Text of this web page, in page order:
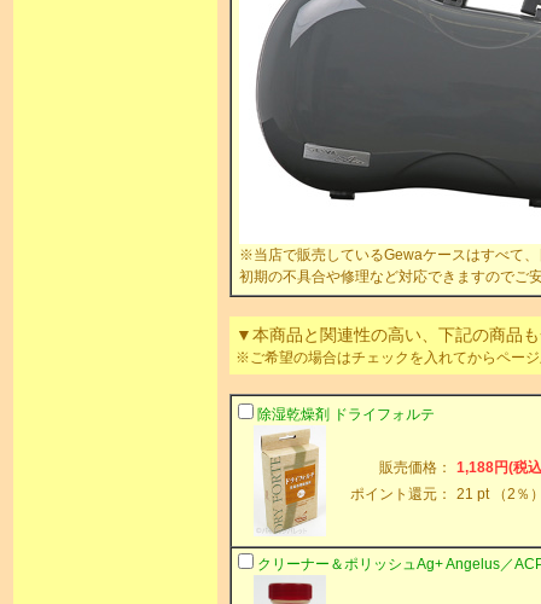
※当店で販売しているGewaケースはすべて
初期の不具合や修理など対応できますのでご
▼本商品と関連性の高い、下記の商品
※ご希望の場合はチェックを入れてからペー
除湿乾燥剤 ドライフォルテ
販売価格：
1,188円(税
ポイント還元：
21 pt （2％
クリーナー＆ポリッシュAg+ Angelus／